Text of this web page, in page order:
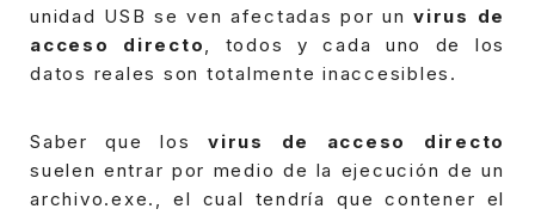
unidad USB se ven afectadas por unvirus de
acceso directo
, todos y cada uno de los
datos reales son totalmente inaccesibles.
Saber que losvirus de acceso directo
suelen entrar por medio de la ejecución de un
archivo.exe., el cual tendría que contener el